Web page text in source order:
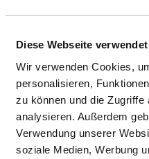
Diese Webseite
Wir verwenden Cookies,
personalisieren,
zu können und die
analysieren. Außerdem
Verwendung unserer
soziale Medien, Werbung
KLINIK-APOTHEKE